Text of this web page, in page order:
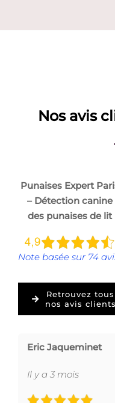
Nos avis
Punaises Expert
– Détection canine
des punaises de lit
Note basée sur 74
Retrouvez tous
nos avis clients
Eric Jaqueminet
Il y a 3 mois